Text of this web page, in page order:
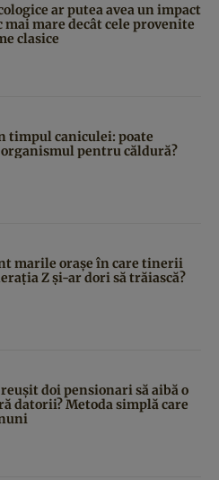
ar putea avea un impact
mare decât cele provenite
clasice
timpul caniculei: poate
pentru căldură?
marile orașe în care tinerii
Z și-ar dori să trăiască?
reușit doi pensionari să aibă o
datorii? Metoda simplă care